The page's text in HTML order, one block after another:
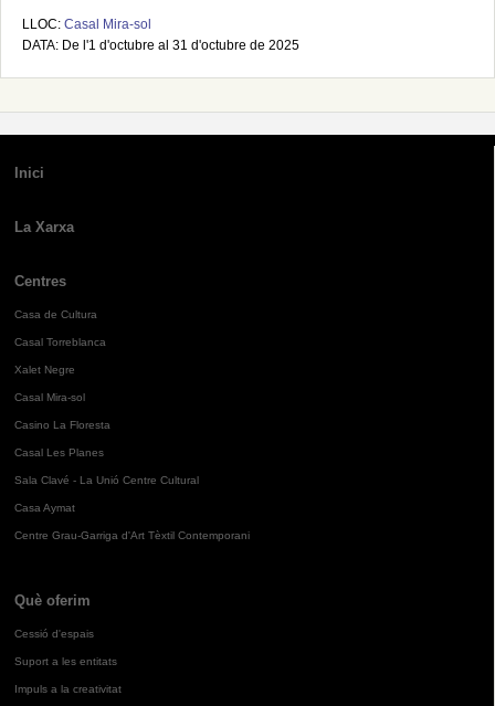
LLOC: Casal Mira-sol
DATA: De l'1 d'octubre al 31 d'octubre de 2025
Inici
La Xarxa
Centres
Casa de Cultura
Casal Torreblanca
Xalet Negre
Casal Mira-sol
Casino La Floresta
Casal Les Planes
Sala Clavé - La Unió Centre Cultural
Casa Aymat
Centre Grau-Garriga d'Art Tèxtil Contemporani
Què oferim
Cessió d'espais
Suport a les entitats
Impuls a la creativitat